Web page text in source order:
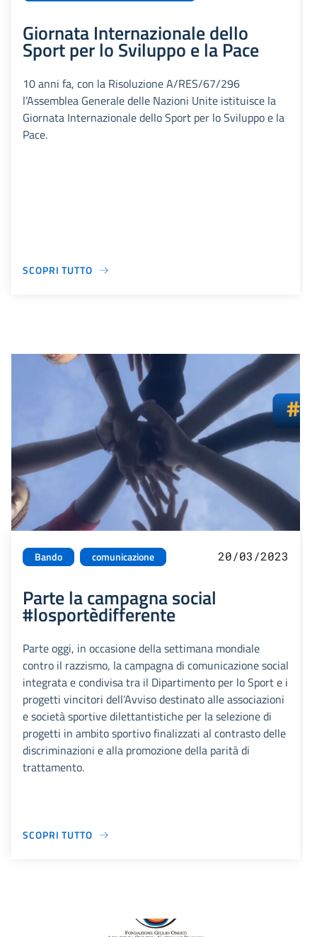
Giornata Internazionale dello
Sport per lo Sviluppo e la Pace
10 anni fa, con la Risoluzione A/RES/67/296
l’Assemblea Generale delle Nazioni Unite istituisce la
Giornata Internazionale dello Sport per lo Sviluppo e la
Pace.
SCOPRI TUTTO
Bando comunicazione 20/03/2023
Parte la campagna social
#losportèdifferente
Parte oggi, in occasione della settimana mondiale
contro il razzismo, la campagna di comunicazione social
integrata e condivisa tra il Dipartimento per lo Sport e i
progetti vincitori dell’Avviso destinato alle associazioni
e società sportive dilettantistiche per la selezione di
progetti in ambito sportivo finalizzati al contrasto delle
discriminazioni e alla promozione della parità di
trattamento.
SCOPRI TUTTO